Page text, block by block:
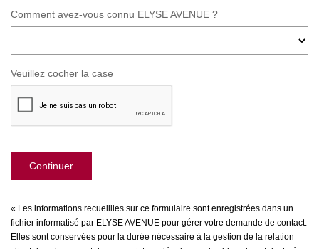
Comment avez-vous connu ELYSE AVENUE ?
Veuillez cocher la case
Continuer
« Les informations recueillies sur ce formulaire sont enregistrées dans un
fichier informatisé par ELYSE AVENUE pour gérer votre demande de contact.
Elles sont conservées pour la durée nécessaire à la gestion de la relation